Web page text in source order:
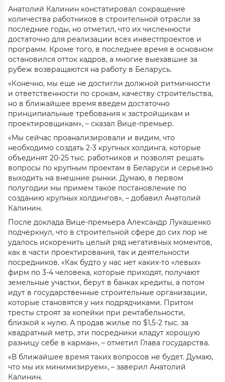
Анатолий Калинин констатировал сокращение
количества работников в строительной отрасли за
последние годы, но отметил, что их численности
достаточно для реализации всех инвестпроектов и
программ. Кроме того, в последнее время в основном
остановился отток кадров, а многие выехавшие за
рубеж возвращаются на работу в Беларусь.
«Конечно, мы еще не достигли должной ритмичности
и ответственности по срокам, качеству строительства,
но в ближайшее время введем достаточно
принципиальные требования к застройщикам и
проектировщикам», – сказал Вице-премьер.
«Мы сейчас проанализировали и видим, что
необходимо создать 2-3 крупных холдинга, которые
объединят 20-25 тыс. работников и позволят решать
вопросы по крупным проектам в Беларуси и серьезно
выходить на внешние рынки. Думаю, в первом
полугодии мы примем такое постановление по
созданию крупных холдингов», – добавил Анатолий
Калинин.
После доклада Вице-премьера Александр Лукашенко
подчеркнул, что в строительной сфере до сих пор не
удалось искоренить целый ряд негативных моментов,
как в части проектирования, так и деятельности
посредников. «Как будто у нас нет каких-то «левых»
фирм по 3-4 человека, которые приходят, получают
земельные участки, берут в банках кредиты, а потом
идут в государственные строительные организации,
которые становятся у них подрядчиками. Притом
тресты строят за копейки при рентабельности,
близкой к нулю. А продав жилье по $1,5-2 тыс. за
квадратный метр, эти посредники кладут хорошую
разницу себе в карман», – отметил Глава государства.
«В ближайшее время таких вопросов не будет. Думаю,
что мы их минимизируем», – заверил Анатолий
Калинин.